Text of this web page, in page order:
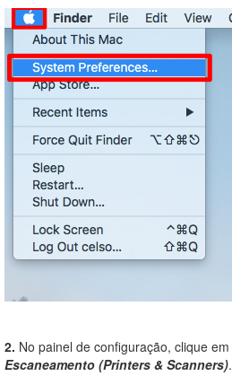
2. No painel de configuração, clique em
Escaneamento (Printers & Scanners).